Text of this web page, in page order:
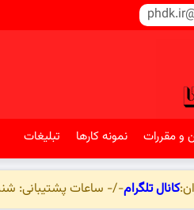
و مقررات نمونه کارها تبلیغات
کانال تلگرام-/- ساعات پشتیبانی: شنبه تا